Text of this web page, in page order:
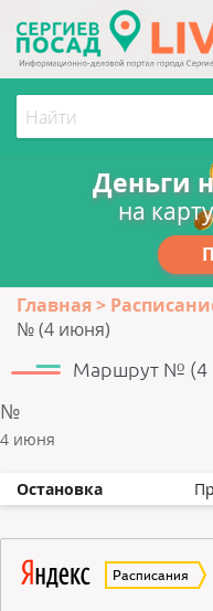
Деньги
на
Главная
№ (4 июня)
Маршрут № (4
№
4 июня
Остановка